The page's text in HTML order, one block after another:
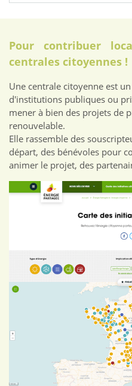
Pour contribuer
centrales citoyennes !
Une centrale citoyenne est
d'institutions publiques ou
mener à bien des projets de
renouvelable.
Elle rassemble des
départ, des bénévoles pour
animer le projet, des